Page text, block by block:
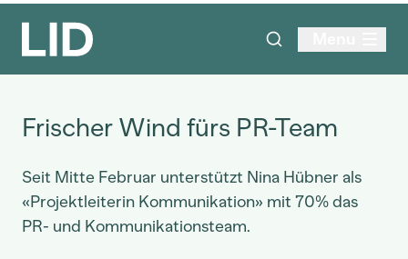
Frischer Wind fürs PR-Team
Seit Mitte Februar unterstützt Nina Hübner als
«Projektleiterin Kommunikation» mit 70% das
PR- und Kommunikationsteam.